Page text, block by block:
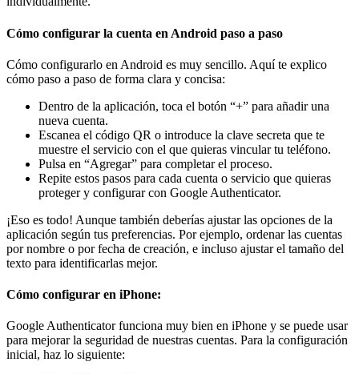
Cómo configurar la cuenta en Android paso a paso
Cómo configurarlo en Android es muy sencillo. Aquí te explico
cómo paso a paso de forma clara y concisa:
Dentro de la aplicación, toca el botón “+” para añadir una
nueva cuenta.
Escanea el código QR o introduce la clave secreta que te
muestre el servicio con el que quieras vincular tu teléfono.
Pulsa en “Agregar” para completar el proceso.
Repite estos pasos para cada cuenta o servicio que quieras
proteger y configurar con Google Authenticator.
¡Eso es todo! Aunque también deberías ajustar las opciones de la
aplicación según tus preferencias. Por ejemplo, ordenar las cuentas
por nombre o por fecha de creación, e incluso ajustar el tamaño del
texto para identificarlas mejor.
Cómo configurar en iPhone:
Google Authenticator funciona muy bien en iPhone y se puede usar
para mejorar la seguridad de nuestras cuentas. Para la configuración
inicial, haz lo siguiente: